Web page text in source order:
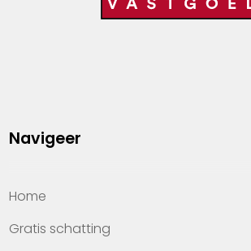
Navigeer
Home
Gratis schatting